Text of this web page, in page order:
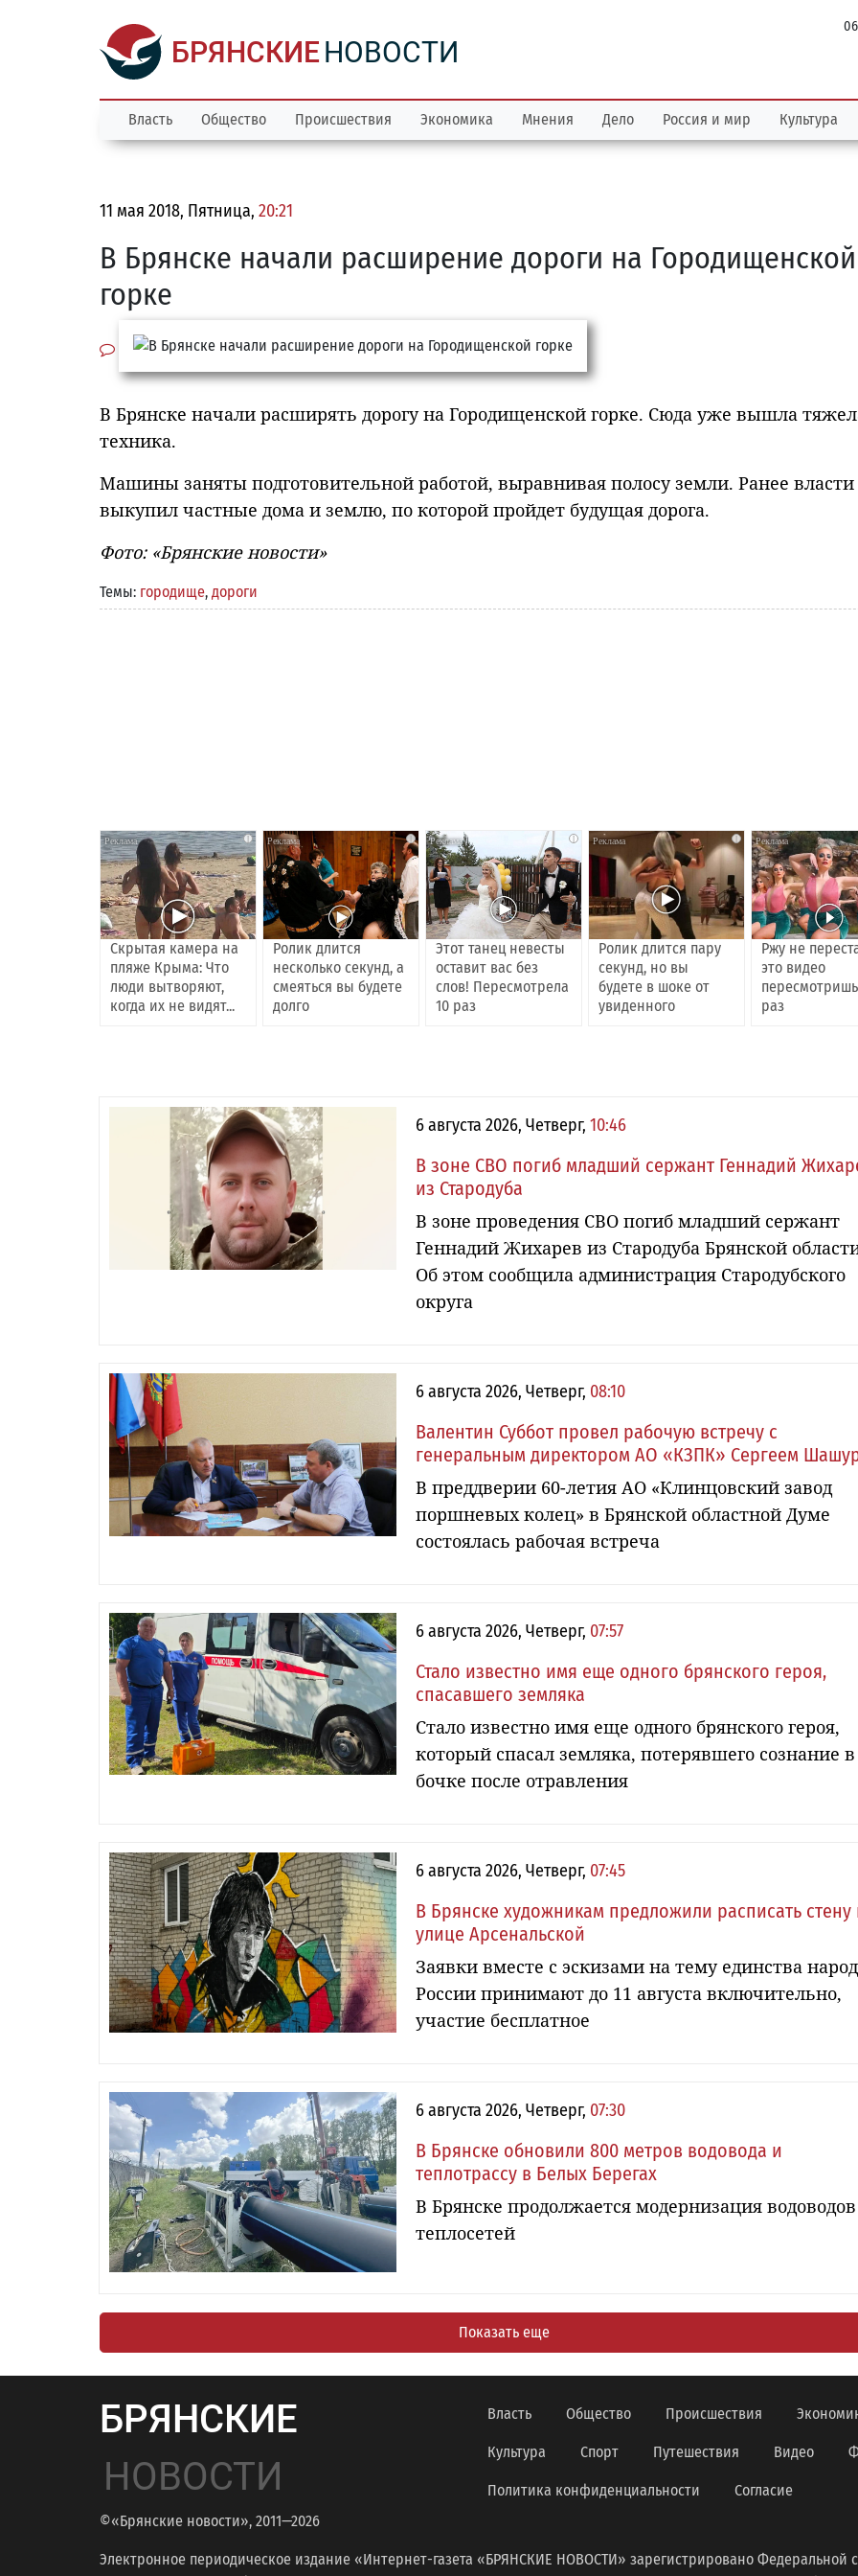
БРЯНСКИЕНОВОСТИ
Власть Общество Происшествия Экономика Мнения Дело Россия и мир Культура
11 мая 2018, Пятница, 20:21
В Брянске начали расширение дороги на Городищенской
горке
В Брянске начали расширять дорогу на Городищенской горке. Сюда уже вышла
техника.
Машины заняты подготовительной работой, выравнивая полосу земли. Ранее власти
выкупил частные дома и землю, по которой пройдет будущая дорога.
Фото: «Брянские новости»
Темы: городище, дороги
i
Скрытая камера на
пляже Крыма: Что
люди вытворяют,
когда их не видят...
i
Ролик длится
несколько секунд, а
смеяться вы будете
долго
i
Этот танец невесты
оставит вас без
слов! Пересмотрела
10 раз
i
Ролик длится пару
секунд, но вы
будете в шоке от
увиденного
Ржу не
это видео
раз
6 августа 2026, Четверг, 10:46
В зоне СВО погиб младший сержант Геннадий
из Стародуба
В зоне проведения СВО погиб младший сержант
Геннадий Жихарев из Стародуба Брянской
Об этом сообщила администрация Стародубского
округа
6 августа 2026, Четверг, 08:10
Валентин Суббот провел рабочую встречу с
генеральным директором АО «КЗПК» Сергеем
В преддверии 60-летия АО «Клинцовский завод
поршневых колец» в Брянской областной Думе
состоялась рабочая встреча
6 августа 2026, Четверг, 07:57
Стало известно имя еще одного брянского героя,
спасавшего земляка
Стало известно имя еще одного брянского героя,
который спасал земляка, потерявшего сознание в
бочке после отравления
6 августа 2026, Четверг, 07:45
В Брянске художникам предложили расписать стену
улице Арсенальской
Заявки вместе с эскизами на тему единства
России принимают до 11 августа включительно,
участие бесплатное
6 августа 2026, Четверг, 07:30
В Брянске обновили 800 метров водовода и
теплотрассу в Белых Берегах
В Брянске продолжается модернизация
теплосетей
Показать еще
БРЯНСКИЕ
НОВОСТИ
©«Брянские новости», 2011—2026
Власть Общество Происшествия
Культура Спорт Путешествия Видео
Политика конфиденциальности Согласие
Электронное периодическое издание «Интернет-газета «БРЯНСКИЕ НОВОСТИ» зарегистрировано Федеральной